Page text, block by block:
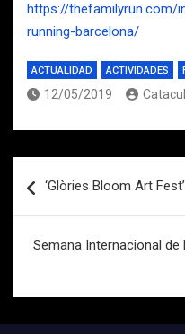
https://thefamilyrun.com/
running-barcelona/
ACTUALIDAD ACTIVIDADES
12/05/2019
de
‘Glòries Bloom Art Fest’
Semana Internacional